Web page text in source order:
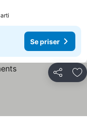
Se priser
Dela